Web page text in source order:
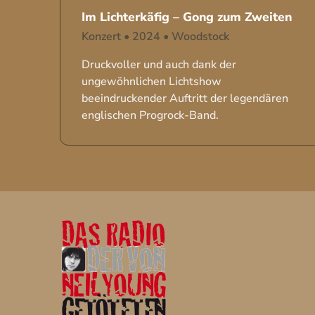
Im Lichterkäfig – Gong zum Zweiten
Konzert • 2024 • Woodstock
Druckvoller und auch dank der
ungewöhnlichen Lichtshow
beeindruckender Auftritt der legendären
englischen Progrock-Band.